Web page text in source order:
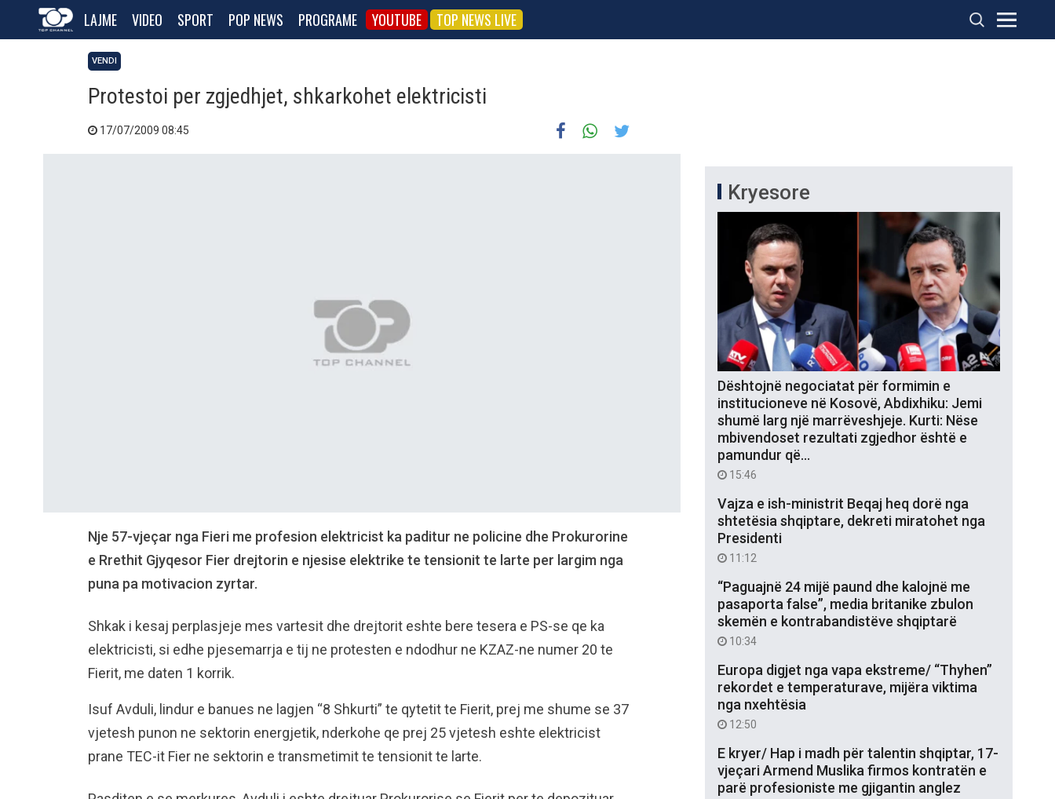
LAJME VIDEO SPORT POP NEWS PROGRAME YOUTUBE TOP NEWS LIVE
VENDI
Protestoi per zgjedhjet, shkarkohet elektricisti
17/07/2009 08:45
Nje 57-vjeçar nga Fieri me profesion elektricist ka paditur ne policine dhe Prokurorine
e Rrethit Gjyqesor Fier drejtorin e njesise elektrike te tensionit te larte per largim nga
puna pa motivacion zyrtar.
Shkak i kesaj perplasjeje mes vartesit dhe drejtorit eshte bere tesera e PS-se qe ka
elektricisti, si edhe pjesemarrja e tij ne protesten e ndodhur ne KZAZ-ne numer 20 te
Fierit, me daten 1 korrik.
Isuf Avduli, lindur e banues ne lagjen “8 Shkurti” te qytetit te Fierit, prej me shume se 37
vjetesh punon ne sektorin energjetik, nderkohe qe prej 25 vjetesh eshte elektricist
prane TEC-it Fier ne sektorin e transmetimit te tensionit te larte.
Kryesore
Dështojnë negociatat për formimin e
institucioneve në Kosovë, Abdixhiku: Jemi
shumë larg një marrëveshjeje. Kurti: Nëse
mbivendoset rezultati zgjedhor është e
pamundur që…
15:46
Vajza e ish-ministrit Beqaj heq dorë nga
shtetësia shqiptare, dekreti miratohet nga
Presidenti
11:12
“Paguajnë 24 mijë paund dhe kalojnë me
pasaporta false”, media britanike zbulon
skemën e kontrabandistëve shqiptarë
10:34
Europa digjet nga vapa ekstreme/ “Thyhen”
rekordet e temperaturave, mijëra viktima
nga nxehtësia
12:50
E kryer/ Hap i madh për talentin shqiptar, 17-
vjeçari Armend Muslika firmos kontratën e
parë profesioniste me gjigantin anglez